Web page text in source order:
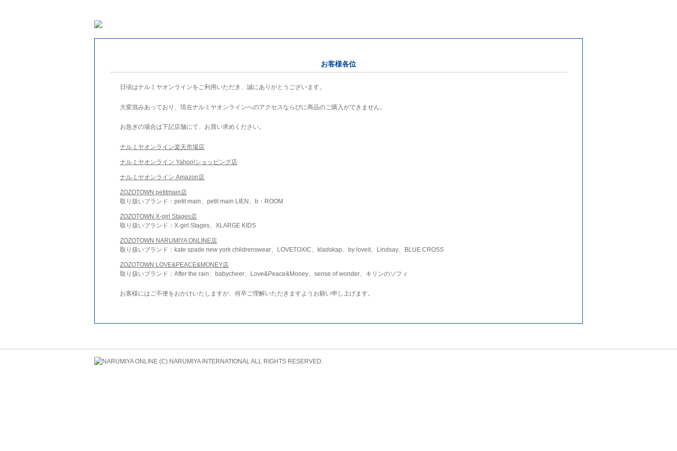
お客様各位
日頃はナルミヤオンラインをご利用いただき、誠にありがとうございます。
大変混みあっており、現在ナルミヤオンラインへのアクセスならびに商品のご購入ができません。
お急ぎの場合は下記店舗にて、お買い求めください。
ナルミヤオンライン楽天市場店
ナルミヤオンライン Yahoo!ショッピング店
ナルミヤオンライン Amazon店
ZOZOTOWN petitmain店
取り扱いブランド：petit main、petit main LIEN、b・ROOM
ZOZOTOWN X-girl Stages店
取り扱いブランド：X-girl Stages、XLARGE KIDS
ZOZOTOWN NARUMIYA ONLINE店
取り扱いブランド：kate spade new york childrenswear、LOVETOXIC、kladskap、by loveit、Lindsay、BLUE CROSS
ZOZOTOWN LOVE&PEACE&MONEY店
取り扱いブランド：After the rain、babycheer、Love&Peace&Money、sense of wonder、キリンのソフィ
お客様にはご不便をおかけいたしますが、何卒ご理解いただきますようお願い申し上げます。